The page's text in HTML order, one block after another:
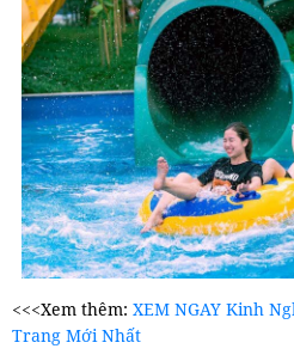
<<<Xem thêm: XEM NGAY Kinh
Trang Mới Nhất